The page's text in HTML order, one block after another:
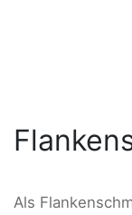
Als